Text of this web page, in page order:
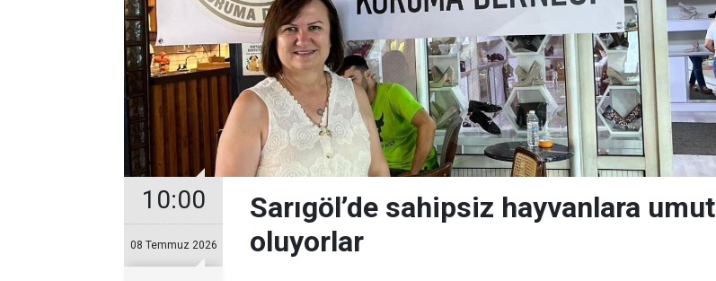
10:00
08 Temmuz 2026
Sarıgöl’de sahipsiz hayvanlara umut
oluyorlar